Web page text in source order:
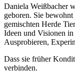
Daniela Weißbacher
geboren. Sie
gemischten Herde
Ideen und Visionen
Ausprobieren,
Dass sie früher
verbinden.